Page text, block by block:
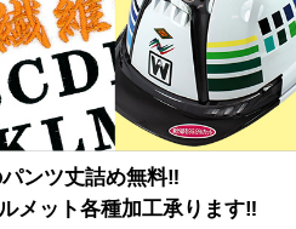
ンツ丈詰め無料‼
メット各種加工承ります‼